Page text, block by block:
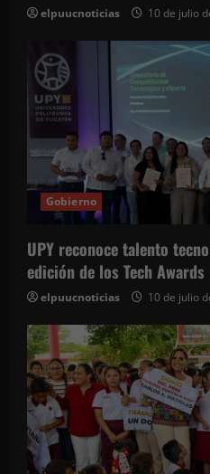
elpuucnoticias 10 de julio
Gobierno
UPY reconoce talento
edición de los Tech Awards
elpuucnoticias 10 de julio